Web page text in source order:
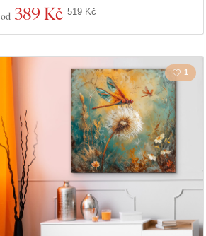
od 389 Kč 519 Kč
1